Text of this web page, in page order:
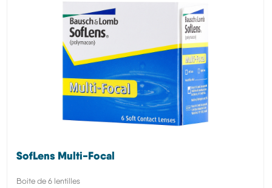
SofLens Multi-Focal
Boite de 6 lentilles